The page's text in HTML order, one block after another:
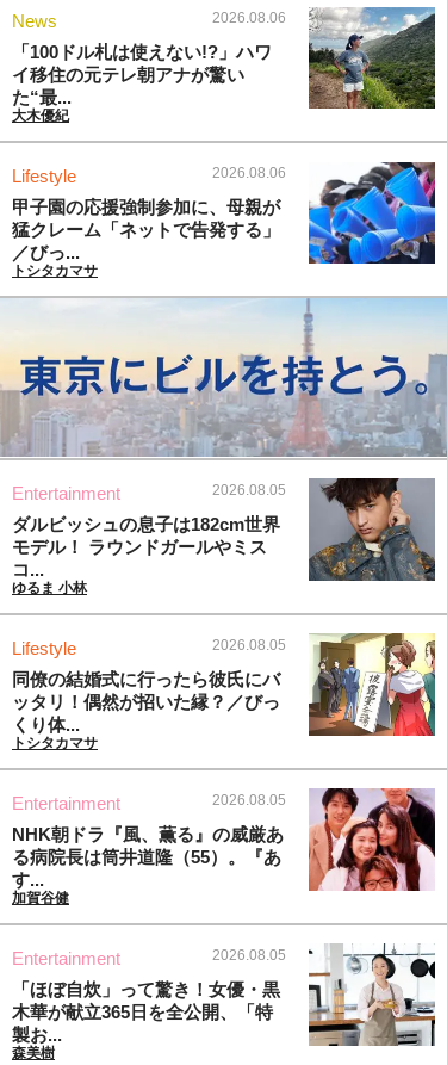
News 2026.08.06
「100ドル札は使えない!?」ハワ
イ移住の元テレ朝アナが驚い
た“最...
大木優紀
Lifestyle 2026.08.06
甲子園の応援強制参加に、母親が
猛クレーム「ネットで告発する」
／びっ...
トシタカマサ
Entertainment 2026.08.05
ダルビッシュの息子は182cm世界
モデル！ ラウンドガールやミス
コ...
ゆるま 小林
Lifestyle 2026.08.05
同僚の結婚式に行ったら彼氏にバ
ッタリ！偶然が招いた縁？／びっ
くり体...
トシタカマサ
Entertainment 2026.08.05
NHK朝ドラ『風、薫る』の威厳あ
る病院長は筒井道隆（55）。『あ
す...
加賀谷健
Entertainment 2026.08.05
「ほぼ自炊」って驚き！女優・黒
木華が献立365日を全公開、「特
製お...
森美樹